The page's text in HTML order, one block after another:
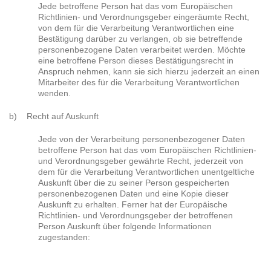
Jede betroffene Person hat das vom Europäischen
Richtlinien- und Verordnungsgeber eingeräumte Recht,
von dem für die Verarbeitung Verantwortlichen eine
Bestätigung darüber zu verlangen, ob sie betreffende
personenbezogene Daten verarbeitet werden. Möchte
eine betroffene Person dieses Bestätigungsrecht in
Anspruch nehmen, kann sie sich hierzu jederzeit an einen
Mitarbeiter des für die Verarbeitung Verantwortlichen
wenden.
b) Recht auf Auskunft
Jede von der Verarbeitung personenbezogener Daten
betroffene Person hat das vom Europäischen Richtlinien-
und Verordnungsgeber gewährte Recht, jederzeit von
dem für die Verarbeitung Verantwortlichen unentgeltliche
Auskunft über die zu seiner Person gespeicherten
personenbezogenen Daten und eine Kopie dieser
Auskunft zu erhalten. Ferner hat der Europäische
Richtlinien- und Verordnungsgeber der betroffenen
Person Auskunft über folgende Informationen
zugestanden: